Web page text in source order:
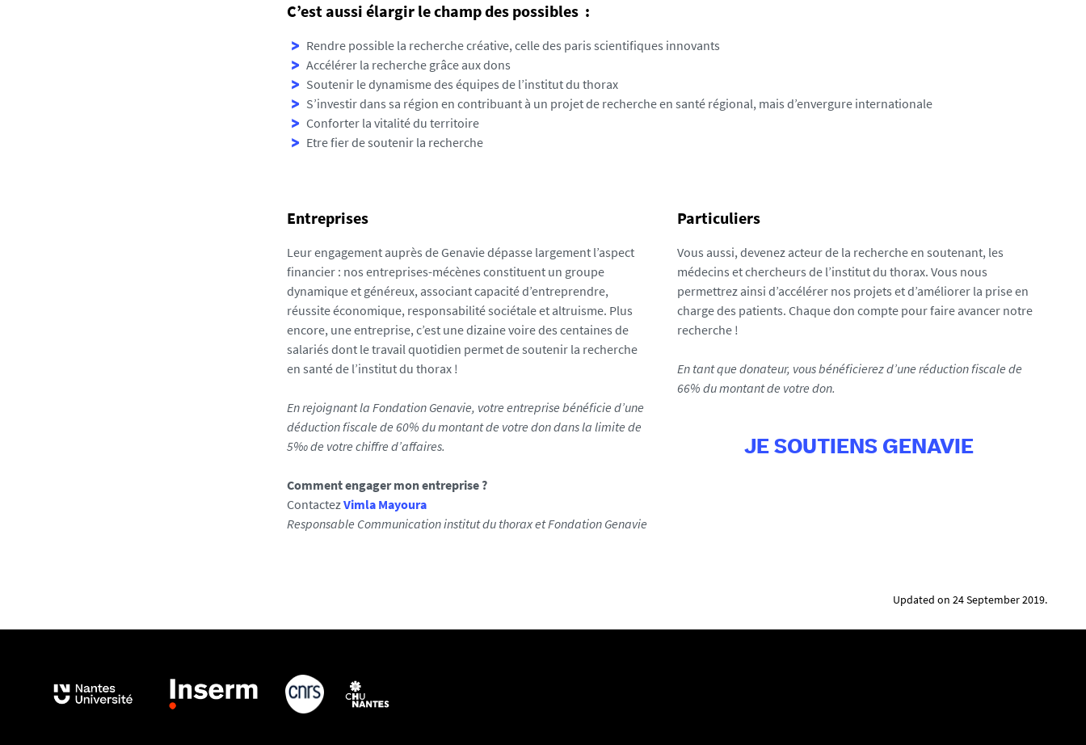
C’est aussi élargir le champ des possibles :
Rendre possible la recherche créative, celle des paris scientifiques innovants
Accélérer la recherche grâce aux dons
Soutenir le dynamisme des équipes de l’institut du thorax
S’investir dans sa région en contribuant à un projet de recherche en santé régional, mais d’envergure internationale
Conforter la vitalité du territoire
Etre fier de soutenir la recherche
Entreprises
Leur engagement auprès de Genavie dépasse largement l’aspect
financier : nos entreprises-mécènes constituent un groupe
dynamique et généreux, associant capacité d’entreprendre,
réussite économique, responsabilité sociétale et altruisme. Plus
encore, une entreprise, c’est une dizaine voire des centaines de
salariés dont le travail quotidien permet de soutenir la recherche
en santé de l’institut du thorax !
En rejoignant la Fondation Genavie, votre entreprise bénéficie d’une
déduction fiscale de 60% du montant de votre don dans la limite de
5‰ de votre chiffre d’affaires.
Comment engager mon entreprise ?
ContactezVimla Mayoura
Responsable Communication institut du thorax et Fondation Genavie
Particuliers
Vous aussi, devenez acteur de la recherche en soutenant, les
médecins et chercheurs de l’institut du thorax. Vous nous
permettrez ainsi d’accélérer nos projets et d’améliorer la prise en
charge des patients. Chaque don compte pour faire avancer notre
recherche !
En tant que donateur, vous bénéficierez d’une réduction fiscale de
66% du montant de votre don.
JE SOUTIENS GENAVIE
Updated on 24 September 2019.